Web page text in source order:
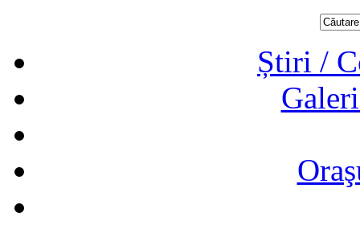
Știri /